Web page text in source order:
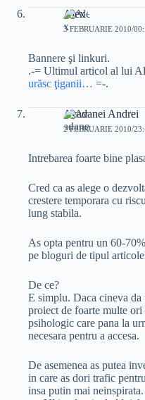
Alex
3 FEBRUARIE 2010/
Bannere şi linkuri.
.-= Ultimul articol al lui
urăsc ţiganii… =-.
Avadanei Andrei
2 FEBRUARIE 2010/
Intrebarea foarte bine
Cred ca as alege o
crestere temporara cu
lung stabila.
As opta pentru un 60-
pe bloguri de tipul
De ce?
E simplu. Daca cineva da
proiect de foarte multe
psihologic care pana la
necesara pentru a accesa.
De asemenea as putea
in care as dori trafic
insa putin mai